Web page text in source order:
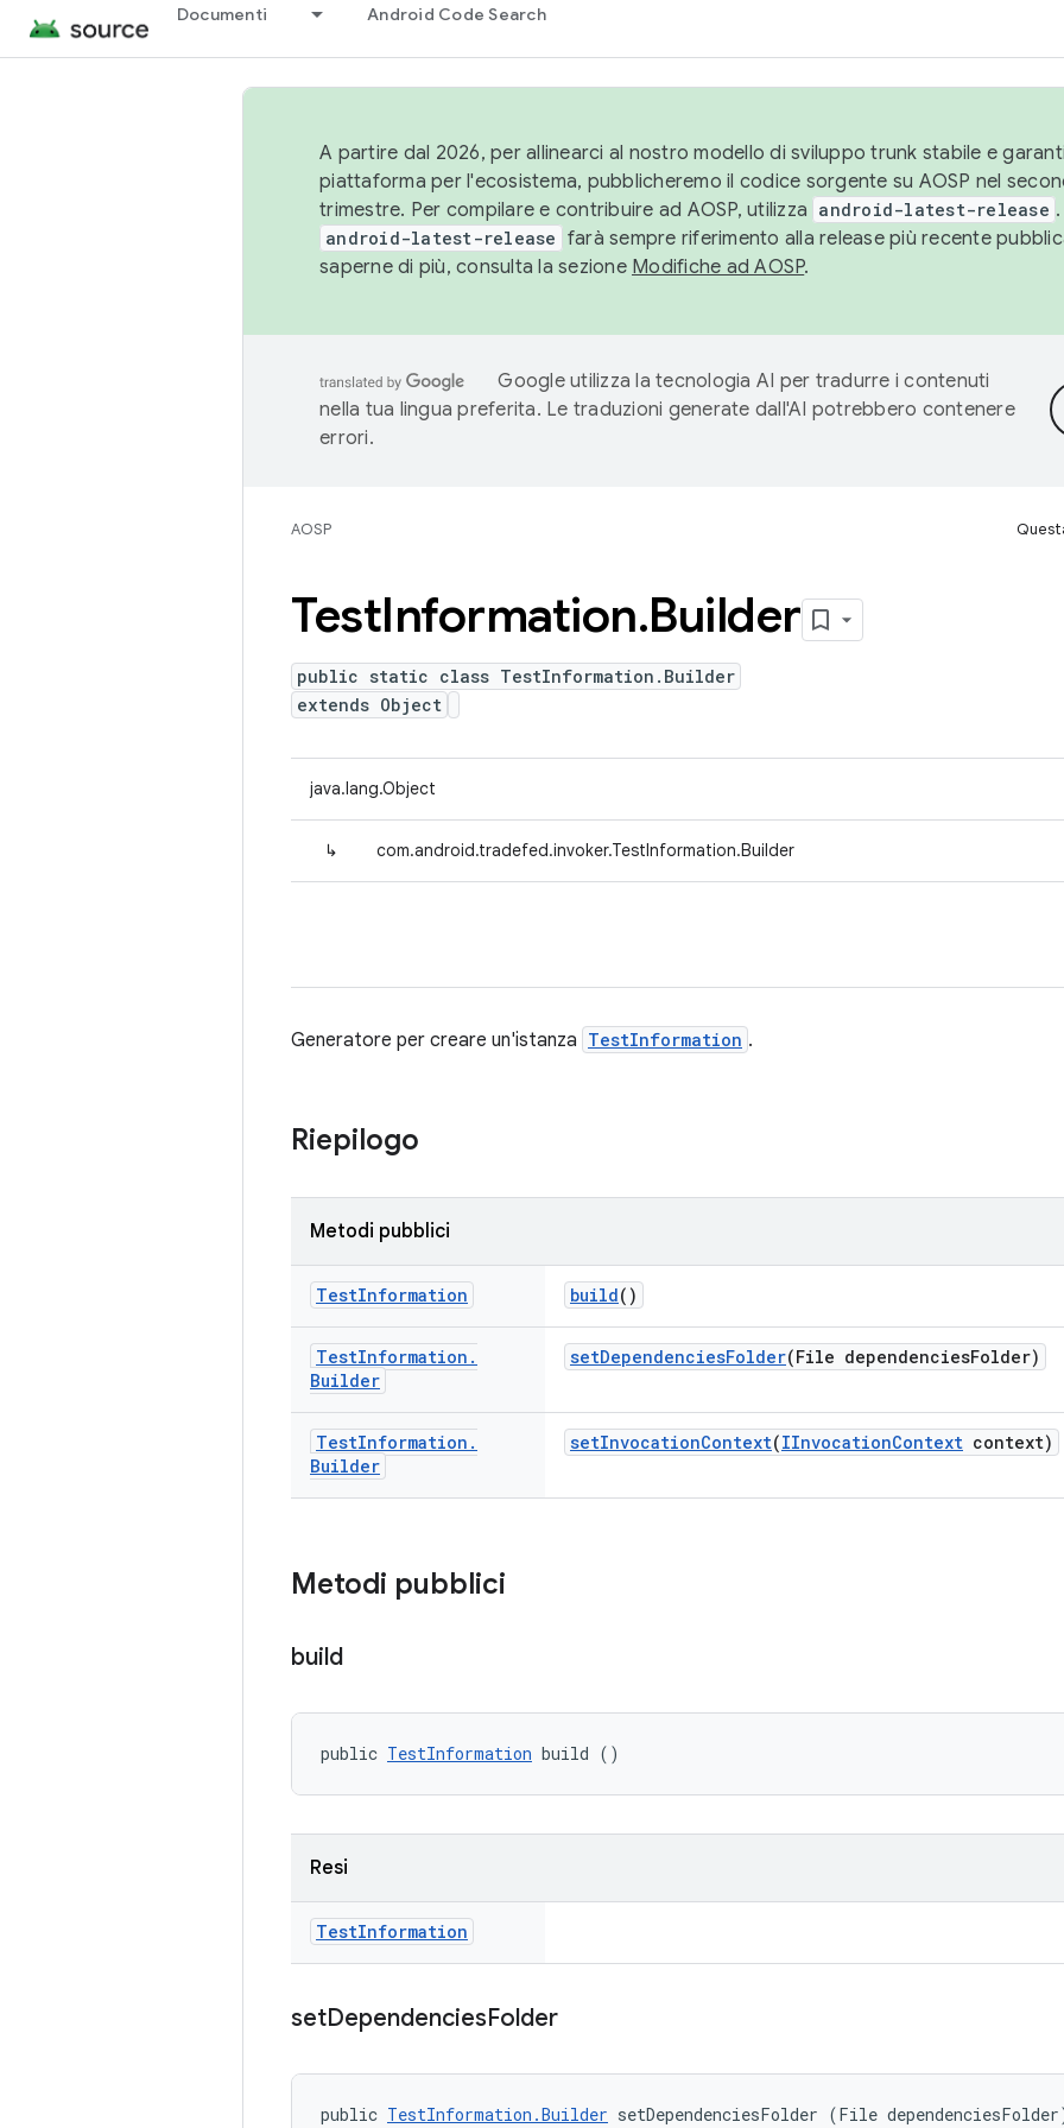
Documenti Android Code Search
A partire dal 2026, per allinearci al nostro modello di sviluppo trunk stabile e
piattaforma per l'ecosistema, pubblicheremo il codice sorgente su AOSP nel
trimestre. Per compilare e contribuire ad AOSP, utilizza android-latest-release
android-latest-release farà sempre riferimento alla release più recente
saperne di più, consulta la sezione Modifiche ad AOSP.
Google utilizza la tecnologia AI per tradurre i contenuti
nella tua lingua preferita. Le traduzioni generate dall'AI potrebbero contenere
errori.
AOSP
TestInformation.Builder
public static class TestInformation.Builder
extends Object
java.lang.Object
↳ com.android.tradefed.invoker.TestInformation.Builder
Generatore per creare un'istanza TestInformation .
Riepilogo
Metodi pubblici
TestInformation build()
TestInformation .
Builder
setDependenciesFolder(File dependenciesFolder)
TestInformation .
Builder
setInvocationContext(IInvocationContext context)
Metodi pubblici
build
public TestInformation build ()
Resi
TestInformation
setDependenciesFolder
public TestInformation.Builder setDependenciesFolder (File